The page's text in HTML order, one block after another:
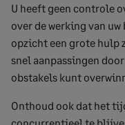
U heeft geen controle
over de werking van
opzicht een grote hulp
snel aanpassingen
obstakels kunt
Onthoud ook dat het